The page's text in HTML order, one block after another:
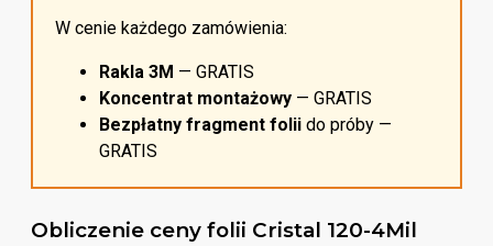
W cenie każdego zamówienia:
Rakla 3M — GRATIS
Koncentrat montażowy — GRATIS
Bezpłatny fragment folii do próby —
GRATIS
Obliczenie ceny folii Cristal 120-4Mil